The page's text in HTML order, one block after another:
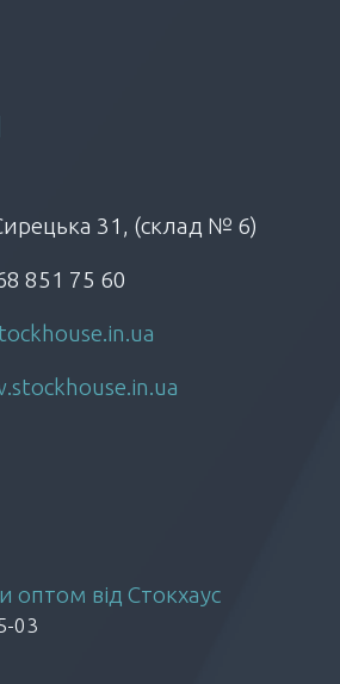
31, (склад № 6)
851 75 60
оптом від Стокхаус
03